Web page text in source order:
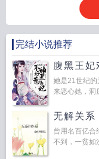
完结小说推荐
腹黑王妃
她是21世纪
来恶心她，洞
无解关系
曾用名百亿合
不到，一贫如